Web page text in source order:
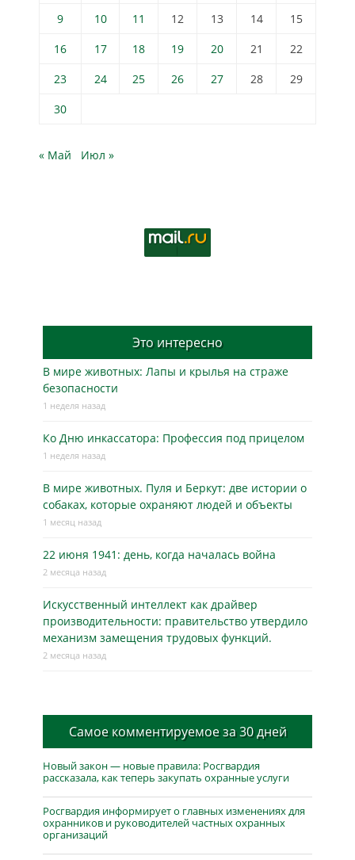
9
10 11 12 13 14
15
16
17 18 19 20 21
22
23
24 25 26 27 28
29
30
« Май Июл »
Это интересно
В мире животных: Лапы и крылья на страже
безопасности
1 неделя назад
Ко Дню инкассатора: Профессия под прицелом
1 неделя назад
В мире животных. Пуля и Беркут: две истории о
собаках, которые охраняют людей и объекты
1 месяц назад
22 июня 1941: день, когда началась война
2 месяца назад
Искусственный интеллект как драйвер
производительности: правительство утвердило
механизм замещения трудовых функций.
2 месяца назад
Самое комментируемое за 30 дней
Новый закон — новые правила: Росгвардия
рассказала, как теперь закупать охранные услуги
Росгвардия информирует о главных изменениях для
охранников и руководителей частных охранных
организаций